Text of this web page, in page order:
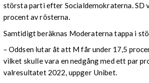
största parti efter Socialdemokraterna. SD
procent av rösterna.
Samtidigt beräknas Moderaterna tappa i
– Oddsen lutar åt att M får under 17,5
vilket skulle vara en nedgång med ett par
valresultatet 2022, uppger Unibet.